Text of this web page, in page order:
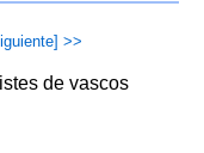
>>
de vascos